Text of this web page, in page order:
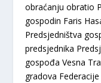
obraćanju obratio
gospodin Faris
Predsjedništva
predsjednika
gospođa Vesna
gradova